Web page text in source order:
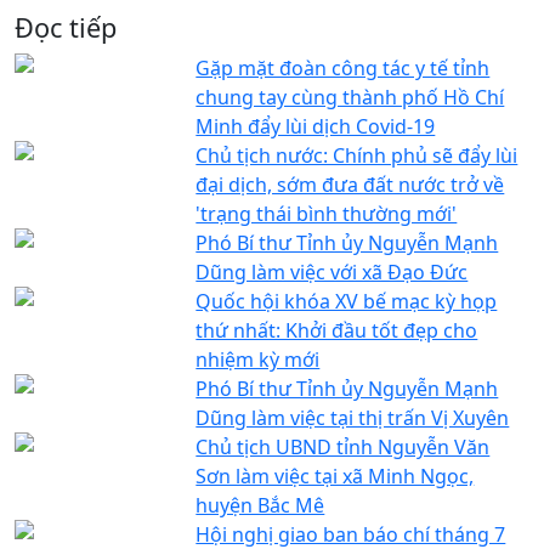
Đọc tiếp
Gặp mặt đoàn công tác y tế tỉnh
chung tay cùng thành phố Hồ Chí
Minh đẩy lùi dịch Covid-19
Chủ tịch nước: Chính phủ sẽ đẩy lùi
đại dịch, sớm đưa đất nước trở về
'trạng thái bình thường mới'
Phó Bí thư Tỉnh ủy Nguyễn Mạnh
Dũng làm việc với xã Đạo Đức
Quốc hội khóa XV bế mạc kỳ họp
thứ nhất: Khởi đầu tốt đẹp cho
nhiệm kỳ mới
Phó Bí thư Tỉnh ủy Nguyễn Mạnh
Dũng làm việc tại thị trấn Vị Xuyên
Chủ tịch UBND tỉnh Nguyễn Văn
Sơn làm việc tại xã Minh Ngọc,
huyện Bắc Mê
Hội nghị giao ban báo chí tháng 7